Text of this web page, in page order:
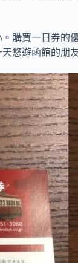
購買一日券的
悠遊函館的朋